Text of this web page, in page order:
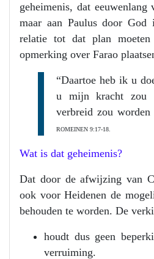
geheimenis, dat eeuwenlang
maar aan Paulus door God
relatie tot dat plan
opmerking over Farao
“Daartoe heb ik u
u mijn kracht zou
verbreid zou worden
ROMEINEN 9:17-18.
Wat is dat geheimenis?
Dat door de afwijzing van
ook voor Heidenen de
behouden te worden. De
houdt dus geen
verruiming.